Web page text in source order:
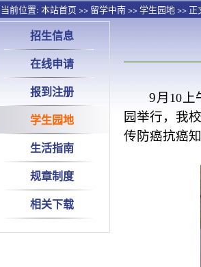
当前位置: 本站首页>> 留学中南>>学生园地>> 正
招生信息
在线申请
报到注册
学生园地
生活指南
规章制度
相关下载
9月 10
园举行，我
传防癌抗癌